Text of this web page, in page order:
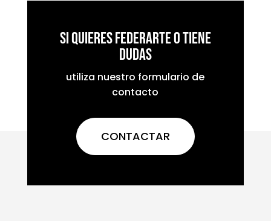
Si quieres federarte o tiene
dudas
utiliza nuestro formulario de
contacto
CONTACTAR